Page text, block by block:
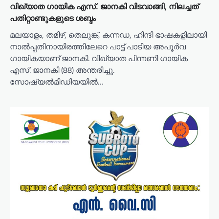
വിഖ്യാത ഗായിക എസ്. ജാനകി വിടവാങ്ങി, നിലച്ചത്
പതിറ്റാണ്ടുകളുടെ ശബ്ദം
മലയാളം, തമിഴ്, തെലുങ്ക്, കന്നഡ, ഹിന്ദി ഭാഷകളിലായി
നാല്‍പ്പതിനായിരത്തിലേറെ പാ‌ട്ട് പാടിയ അപൂർവ ​
ഗായികയാണ് ജാനകി. വിഖ്യാത പിന്നണി ​ഗായിക
എസ്. ജാനകി (88) അന്തരിച്ചു.
സോഷ്യൽമീഡിയയിൽ…